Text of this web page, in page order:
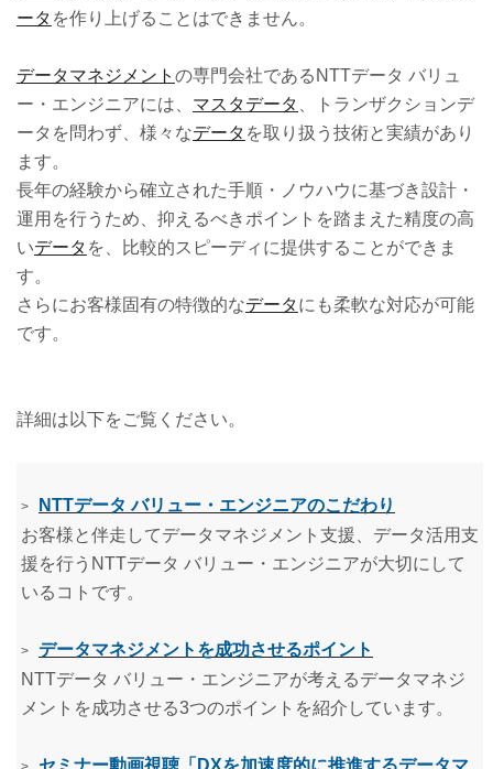
ータ を作り上げることはできません。
データマネジメント の専門会社であるNTTデータ バリュ
ー・エンジニアには、 マスタデータ
、トランザクションデ
ータを問わず、様々なデータ を取り扱う技術と実績があり
ます。
長年の経験から確立された手順・ノウハウに基づき設計・
運用を行うため、抑えるべきポイントを踏まえた精度の高
いデータ を、比較的スピーディに提供することができま
す。
さらにお客様固有の特徴的なデータにも柔軟な対応が可能
です。
詳細は以下をご覧ください。
>
NTTデータ バリュー・エンジニアのこだわり
お客様と伴走してデータマネジメント支援、データ活用支
援を行うNTTデータ バリュー・エンジニアが大切にして
いるコトです。
> データマネジメントを成功させるポイント
NTTデータ バリュー・エンジニアが考えるデータマネジ
メントを成功させる3つのポイントを紹介しています。
セミナー動画視聴「DXを加速度的に推進するデータマ